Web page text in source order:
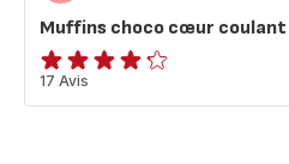
Muffins choco cœur coulant
ratings.4.2
17 Avis